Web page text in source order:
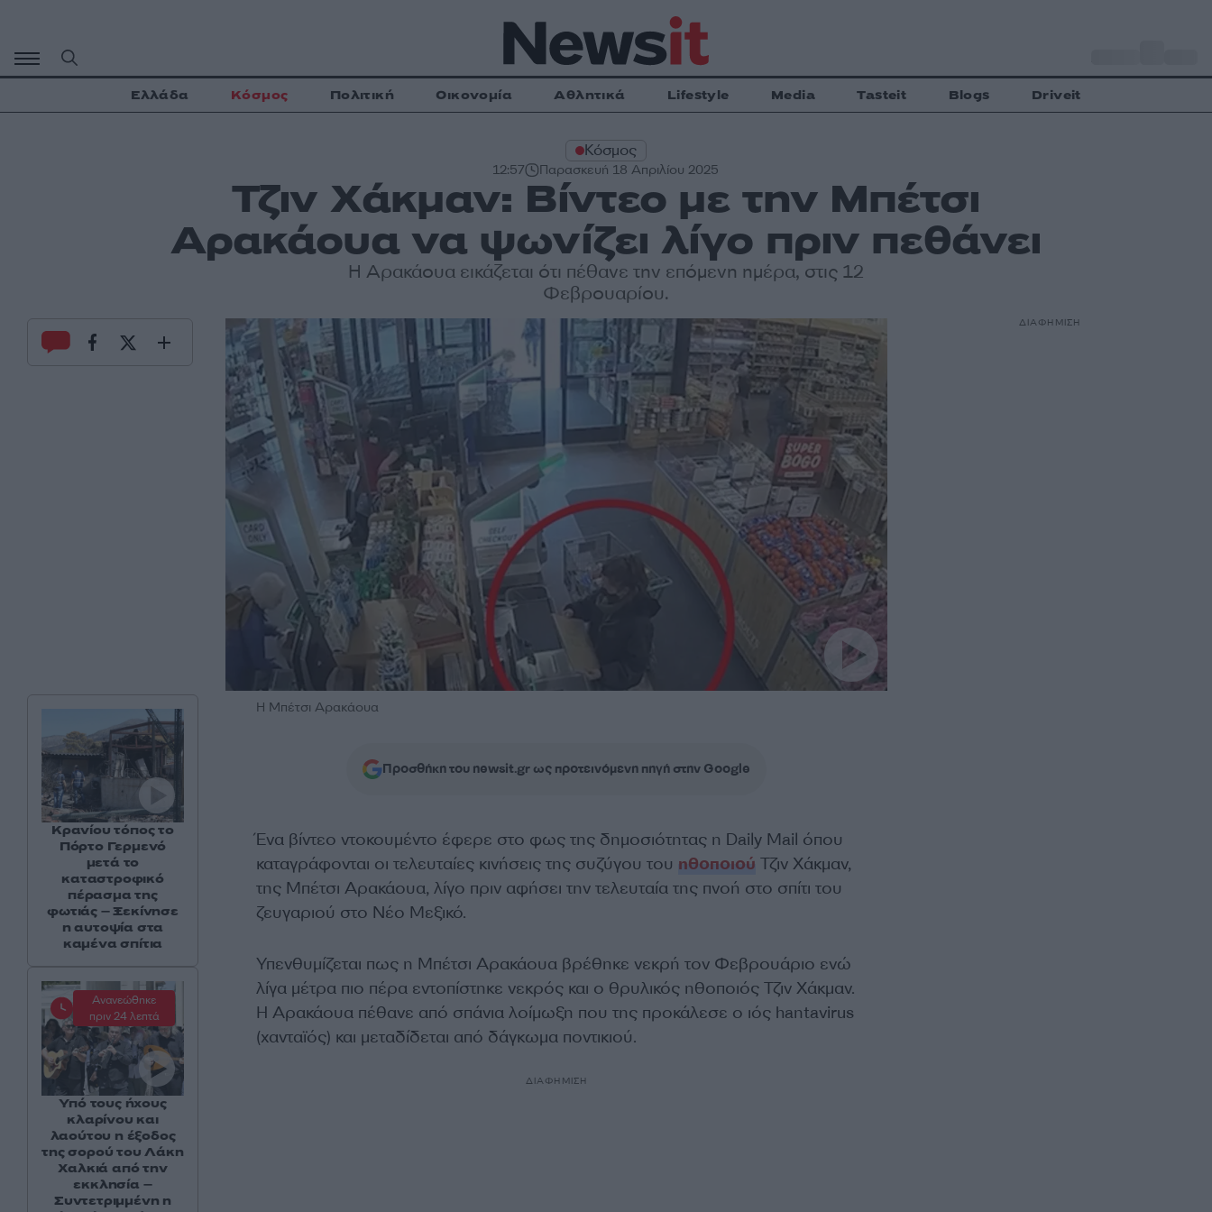
περιεχόμενο
Ελλάδα Κόσμος Πολιτική Οικονομία Αθλητικά Lifestyle Media Tasteit Blogs Driveit
Κόσμος
12:57 Παρασκευή 18 Απριλίου 2025
Τζιν Χάκμαν: Βίντεο με την Μπέτσι
Αρακάουα να ψωνίζει λίγο πριν πεθάνει
Η Αρακάουα εικάζεται ότι πέθανε την επόμενη ημέρα, στις 12
Φεβρουαρίου.
Η Μπέτσι Αρακάουα
Προσθήκη του newsit.gr ως προτεινόμενη πηγή στην Google
Ένα βίντεο ντοκουμέντο έφερε στο φως της δημοσιότητας η Daily Mail όπου
καταγράφονται οι τελευταίες κινήσεις της συζύγου του ηθοποιού Τζιν Χάκμαν,
της Μπέτσι Αρακάουα, λίγο πριν αφήσει την τελευταία της πνοή στο σπίτι του
ζευγαριού στο Νέο Μεξικό.
Υπενθυμίζεται πως η Μπέτσι Αρακάουα βρέθηκε νεκρή τον Φεβρουάριο ενώ
λίγα μέτρα πιο πέρα εντοπίστηκε νεκρός και ο θρυλικός ηθοποιός Τζιν Χάκμαν.
Η Αρακάουα πέθανε από σπάνια λοίμωξη που της προκάλεσε ο ιός hantavirus
(χανταϊός) και μεταδίδεται από δάγκωμα ποντικιού.
ΔΙΑΦΗΜΙΣΗ
Κρανίου τόπος το
Πόρτο Γερμενό
μετά το
καταστροφικό
πέρασμα της
φωτιάς – Ξεκίνησε
η αυτοψία στα
καμένα σπίτια
Ανανεώθηκε
πριν 24 λεπτά
Υπό τους ήχους
κλαρίνου και
λαούτου η έξοδος
της σορού του Λάκη
Χαλκιά από την
εκκλησία –
Συντετριμμένη η
ΔΙΑΦΗΜΙΣΗ